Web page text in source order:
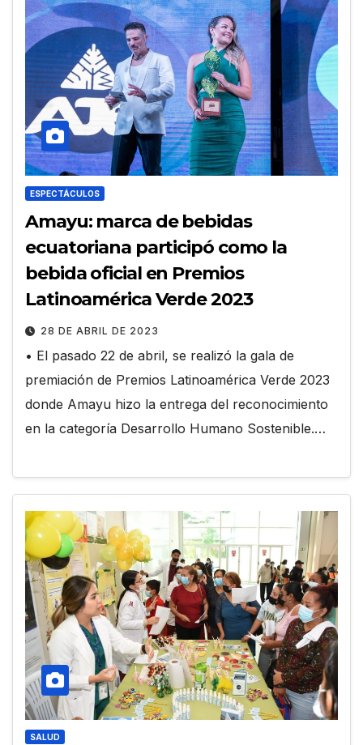
ESPECTÁCULOS
Amayu: marca de bebidas
ecuatoriana participó como la
bebida oficial en Premios
Latinoamérica Verde 2023
28 DE ABRIL DE 2023
• El pasado 22 de abril, se realizó la gala de
premiación de Premios Latinoamérica Verde 2023
donde Amayu hizo la entrega del reconocimiento
en la categoría Desarrollo Humano Sostenible.…
SALUD